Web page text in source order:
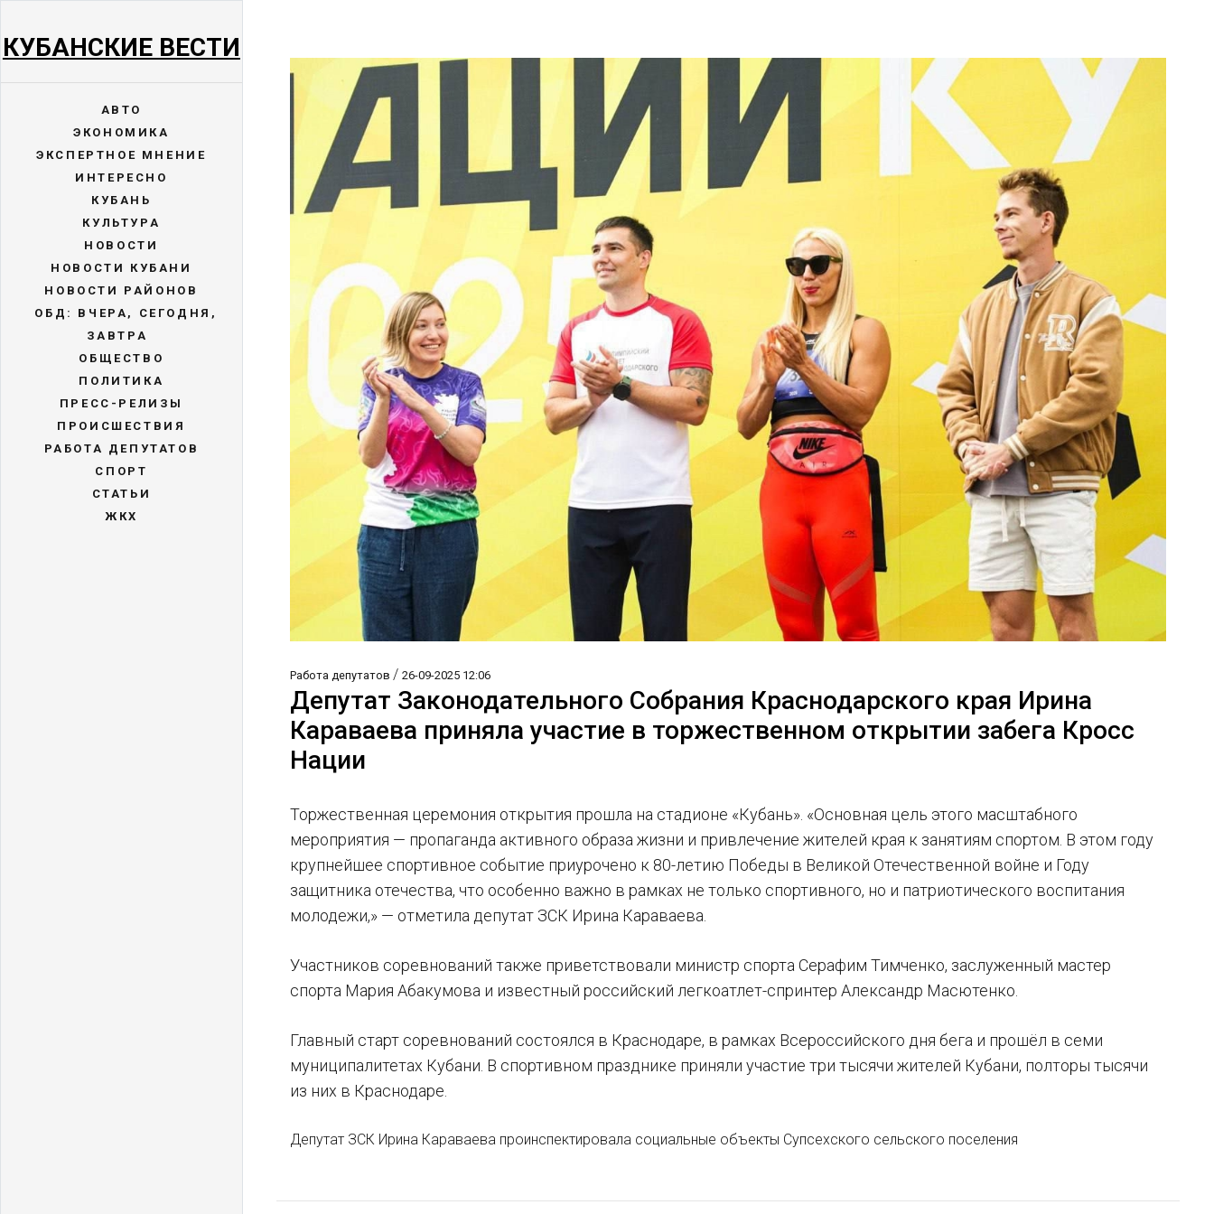
КУБАНСКИЕ ВЕСТИ
АВТО
ЭКОНОМИКА
ЭКСПЕРТНОЕ МНЕНИЕ
ИНТЕРЕСНО
КУБАНЬ
КУЛЬТУРА
НОВОСТИ
НОВОСТИ КУБАНИ
НОВОСТИ РАЙОНОВ
ОБД: ВЧЕРА, СЕГОДНЯ,
ЗАВТРА
ОБЩЕСТВО
ПОЛИТИКА
ПРЕСС-РЕЛИЗЫ
ПРОИСШЕСТВИЯ
РАБОТА ДЕПУТАТОВ
СПОРТ
СТАТЬИ
ЖКХ
Работа депутатов/26-09-2025 12:06
Депутат Законодательного Собрания Краснодарского края Ирина
Караваева приняла участие в торжественном открытии забега Кросс
Нации
Торжественная церемония открытия прошла на стадионе «Кубань». «Основная цель этого масштабного
мероприятия — пропаганда активного образа жизни и привлечение жителей края к занятиям спортом. В этом году
крупнейшее спортивное событие приурочено к 80-летию Победы в Великой Отечественной войне и Году
защитника отечества, что особенно важно в рамках не только спортивного, но и патриотического воспитания
молодежи,» — отметила депутат ЗСК Ирина Караваева.
Участников соревнований также приветствовали министр спорта Серафим Тимченко, заслуженный мастер
спорта Мария Абакумова и известный российский легкоатлет-спринтер Александр Масютенко.
Главный старт соревнований состоялся в Краснодаре, в рамках Всероссийского дня бега и прошёл в семи
муниципалитетах Кубани. В спортивном празднике приняли участие три тысячи жителей Кубани, полторы тысячи
из них в Краснодаре.
Депутат ЗСК Ирина Караваева проинспектировала социальные объекты Супсехского сельского поселения